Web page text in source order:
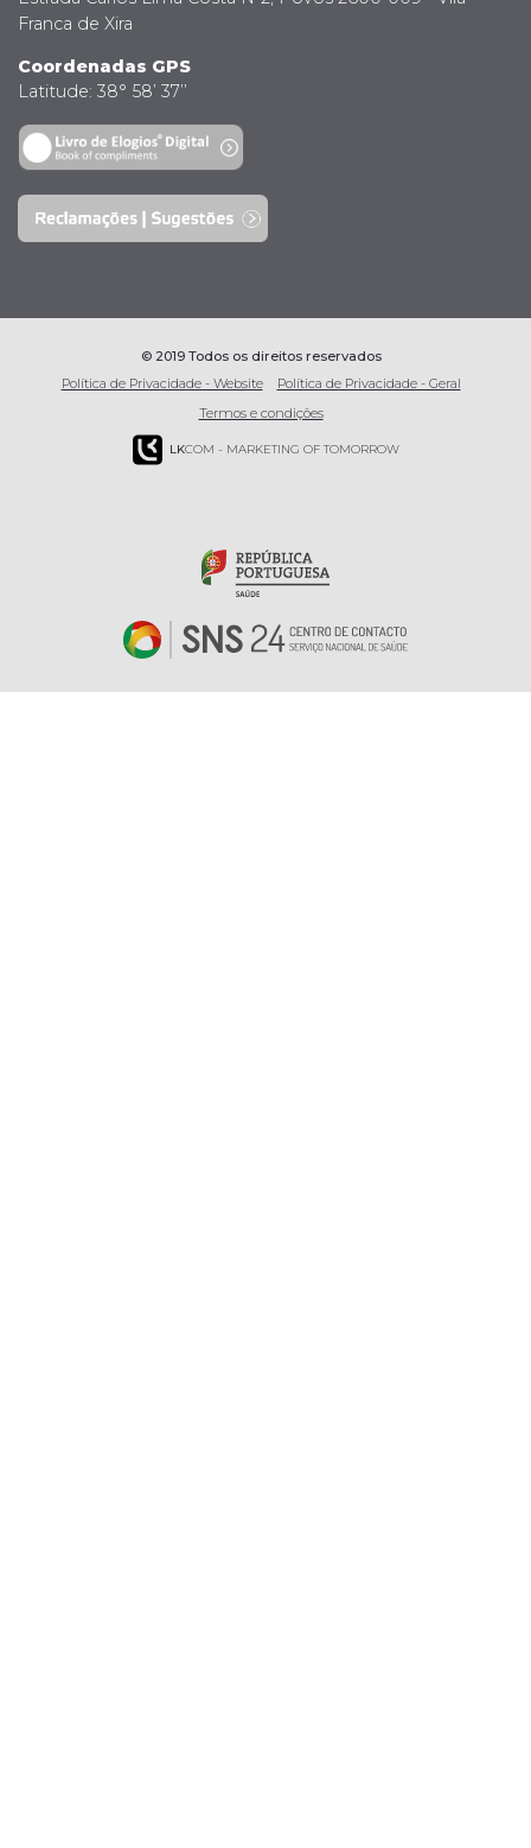
Franca de Xira
Coordenadas GPS
Latitude: 38° 58’ 37’’
© 2019 Todos os direitos reservados
Política de Privacidade - Website
Política de Privacidade - Geral
Termos e condições
LKCOM - MARKETING OF TOMORROW